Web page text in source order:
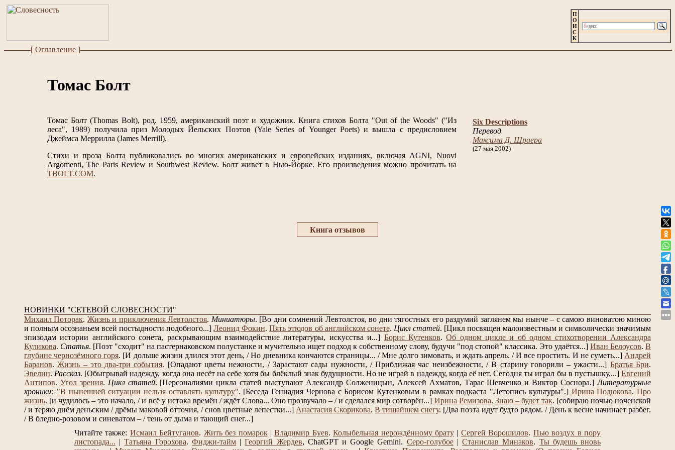
П
О
И
С
К
[ Оглавление ]
Томас Болт
Томас Болт (Thomas Bolt), род. 1959, американский поэт и художник. Книга стихов Болта "Out of the Woods" ("Из
леса", 1989) получила приз Молодых Йельских Поэтов (Yale Series of Younger Poets) и вышла с предисловием
Джеймса Меррилла (James Merrill).
Стихи и проза Болта публиковались во многих американских и европейских изданиях, включая AGNI, Nuovi
Argomenti, The Paris Review и Southwest Review. Болт живет в Нью-Йорке. Его произведения можно прочитать на
TBOLT.COM.
Six Descriptions
Перевод
Максима Д. Шраера
(27 мая 2002)
Книга отзывов
НОВИНКИ "СЕТЕВОЙ СЛОВЕСНОСТИ"
Михаил Поторак. Жизнь и приключения Левтолстоя. Миниатюры. [Во дни сомнений Левтолстоя, во дни тягостных его раздумий заглянем мы нынче – с самою виноватою миною
и полным осознаньем всей постыдности подобного...] Леонид Фокин.Пять этюдов об английском сонете. Цикл статей. [Цикл посвящен малоизвестным и символически значимым
эпизодам истории английского сонета, раскрывающим взаимодействие литературы, искусства и...] Борис Кутенков.Об одном цикле и об одном стихотворении Александра
Куликова. Статья. [Поэт "сходит" на пастернаковском полустанке и мучительно ищет подход к собственному слову, будучи "под стопой" классика. Это удаётся...] Иван Белоусов. В
глубине чернозёмного горя. [И дольше жизни длился этот день, / Но дневника кончаются страницы... / Мне долго зимовать, и ждать апрель. / И все простить. И не суметь...] Андрей
Баранов.Жизнь – это два-три события. [Опадают цветы нежности, / Зарастают сады нужности, / Приближая час неизбежности, / В старину говорили – ужасти...] Братья Бри.
Эвелин. Рассказ. [Обыгрывай надежду, когда она несёт на себе хотя бы блёклый знак будущности. Но не играй в надежду, когда её нет. Сегодня ты играл бы в пустышку,...] Евгений
Антипов. Угол зрения. Цикл статей. [Персоналиями цикла статей выступают Александр Солженицын, Алексей Ахматов, Тарас Шевченко и Виктор Соснора.] Литературные
хроники: "В нынешней ситуации нельзя оставлять культуру". [Беседа Геннадия Чернова с Борисом Кутенковым в рамках подкаста "Летопись культуры".] Ирина Подюкова. Про
жизнь. [и чудилось – это начало, / и всё у истока времён / ждёт Слова... Оно прозвучало – / и сделался мир сотворён...] Ирина Ремизова. Знаю – будет так. [собираю ночью ноченской
/ и теряю днём деньским / дрёмы маковой отточия, / снов цветные лепестки...] Анастасия Скорикова. В тишайшем снегу. [Два поэта идут будто рядом. / День к весне начинает разбег.
/ В бледно-розовом и синеватом – / тень от дыма и тающий снег...]
Читайте также: Исмаил Бейтуганов. Жить без помарок|Владимир Буев.Колыбельная нерождённому брату | Сергей Ворошилов. Пью воздух в пору
листопада... |Татьяна Горохова. Фиджи-тайм|Георгий Жердев, ChatGPT и Google Gemini. Серо-голубое|Станислав Минаков. Ты будешь вновь